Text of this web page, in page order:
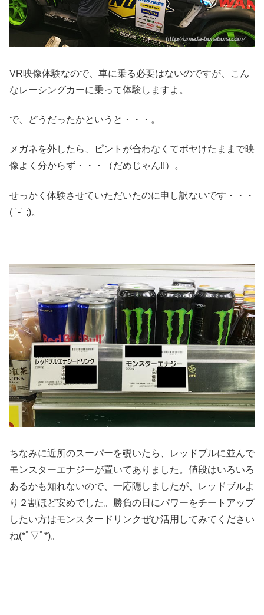
VR映像体験なので、車に乗る必要はないのですが、こん
なレーシングカーに乗って体験しますよ。
で、どうだったかというと・・・。
メガネを外したら、ピントが合わなくてボヤけたままで映
像よく分からず・・・（だめじゃん!!）。
せっかく体験させていただいたのに申し訳ないです・・・
( ˙-˙ ;)。
ちなみに近所のスーパーを覗いたら、レッドブルに並んで
モンスターエナジーが置いてありました。値段はいろいろ
あるかも知れないので、一応隠しましたが、レッドブルよ
り２割ほど安めでした。勝負の日にパワーをチートアップ
したい方はモンスタードリンクぜひ活用してみてください
ね(*ﾟ▽ﾟ*)。